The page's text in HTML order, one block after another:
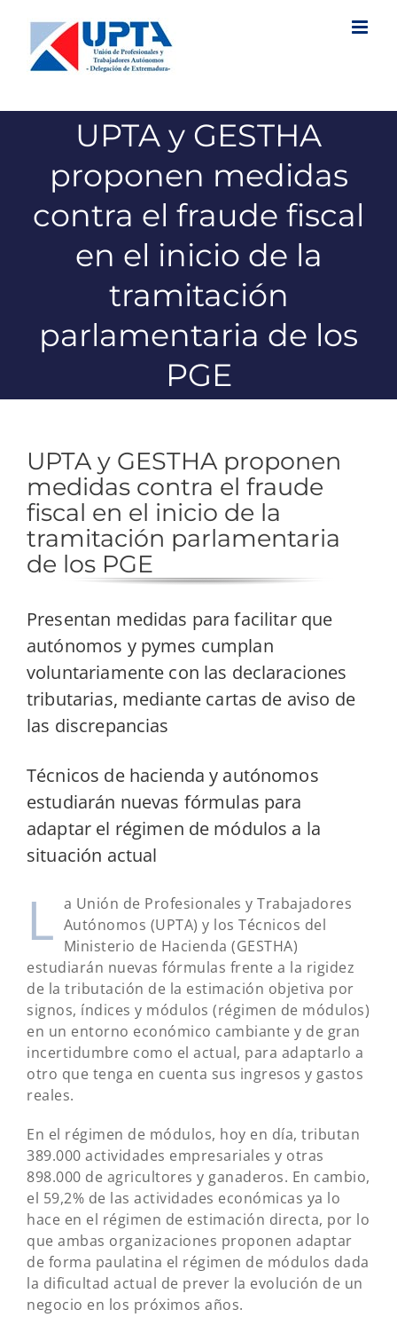
contenido
UPTA y GESTHA
proponen medidas
contra el fraude fiscal
en el inicio de la
tramitación
parlamentaria de los
PGE
UPTA y GESTHA proponen
medidas contra el fraude
fiscal en el inicio de la
tramitación parlamentaria
de los PGE
Presentan medidas para facilitar que
autónomos y pymes cumplan
voluntariamente con las declaraciones
tributarias, mediante cartas de aviso de
las discrepancias
Técnicos de hacienda y autónomos
estudiarán nuevas fórmulas para
adaptar el régimen de módulos a la
situación actual
L a Unión de Profesionales y Trabajadores
Autónomos (UPTA) y los Técnicos del
Ministerio de Hacienda (GESTHA)
estudiarán nuevas fórmulas frente a la rigidez
de la tributación de la estimación objetiva por
signos, índices y módulos (régimen de módulos)
en un entorno económico cambiante y de gran
incertidumbre como el actual, para adaptarlo a
otro que tenga en cuenta sus ingresos y gastos
reales.
En el régimen de módulos, hoy en día, tributan
389.000 actividades empresariales y otras
898.000 de agricultores y ganaderos. En cambio,
el 59,2% de las actividades económicas ya lo
hace en el régimen de estimación directa, por lo
que ambas organizaciones proponen adaptar
de forma paulatina el régimen de módulos dada
la dificultad actual de prever la evolución de un
negocio en los próximos años.